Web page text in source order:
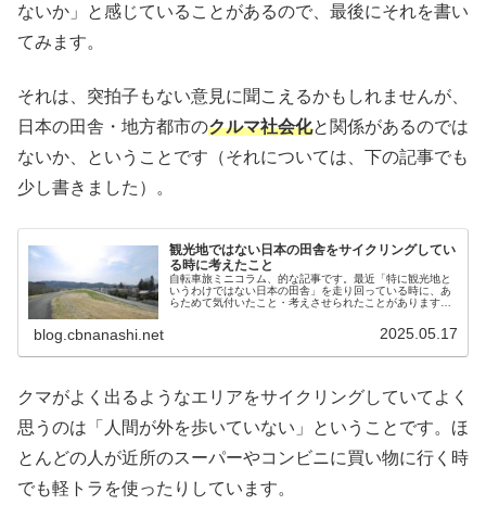
ないか」と感じていることがあるので、最後にそれを書い
てみます。
それは、突拍子もない意見に聞こえるかもしれませんが、
日本の田舎・地方都市のクルマ社会化と関係があるのでは
ないか、ということです（それについては、下の記事でも
少し書きました）。
観光地ではない日本の田舎をサイクリングしてい
る時に考えたこと
自転車旅ミニコラム、的な記事です。最近「特に観光地と
いうわけではない日本の田舎」を走り回っている時に、あ
らためて気付いたこと・考えさせられたことがあります。
blog.cbnanashi.net 2025.05.17
クマがよく出るようなエリアをサイクリングしていてよく
思うのは「人間が外を歩いていない」ということです。ほ
とんどの人が近所のスーパーやコンビニに買い物に行く時
でも軽トラを使ったりしています。